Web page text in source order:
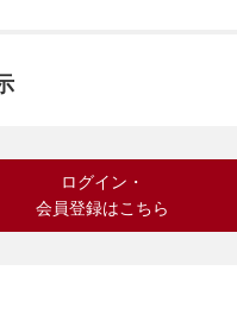
ログイン・
会員登録はこちら